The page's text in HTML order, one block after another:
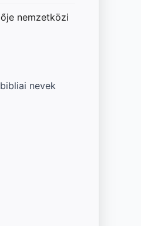
nemzetközi
nevek